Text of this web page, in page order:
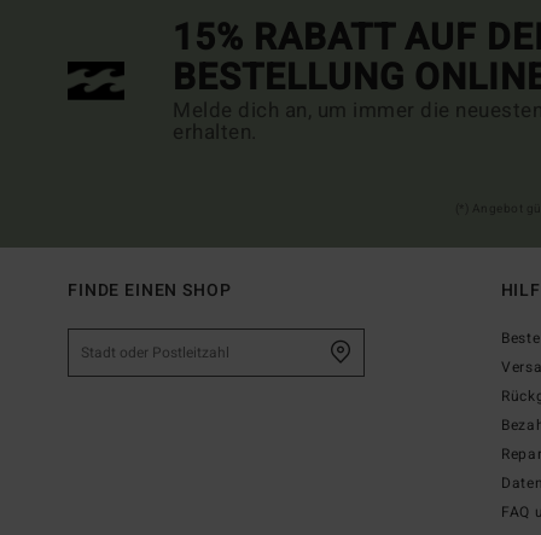
15% RABATT AUF
BESTELLUNG
Melde dich an, um immer die
erhalten.
FINDE EINEN SHOP
FAQ